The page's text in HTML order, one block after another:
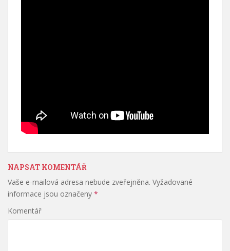
NAPSAT KOMENTÁŘ
Vaše e-mailová adresa nebude zveřejněna. Vyžadované
informace jsou označeny *
Komentář